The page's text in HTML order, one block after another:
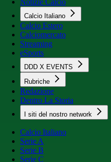
Notizie Calcio
Calcio Italiano
Calcio Estero
Calciomercato
Streaming
eSports
DDD X EVENTS
Rubriche
Redazione
Dentro La Storia
I siti del nostro network
Calcio Italiano
Serie A
Serie B
Serie C